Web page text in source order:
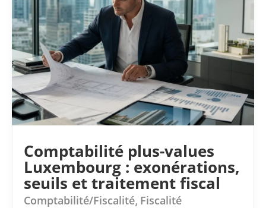
Comptabilité plus-values
Luxembourg : exonérations,
seuils et traitement fiscal
Comptabilité/Fiscalité, Fiscalité